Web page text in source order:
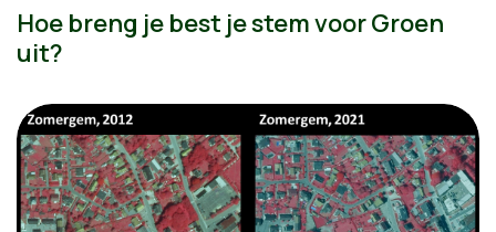
Hoe breng je best je stem voor Groen
uit?